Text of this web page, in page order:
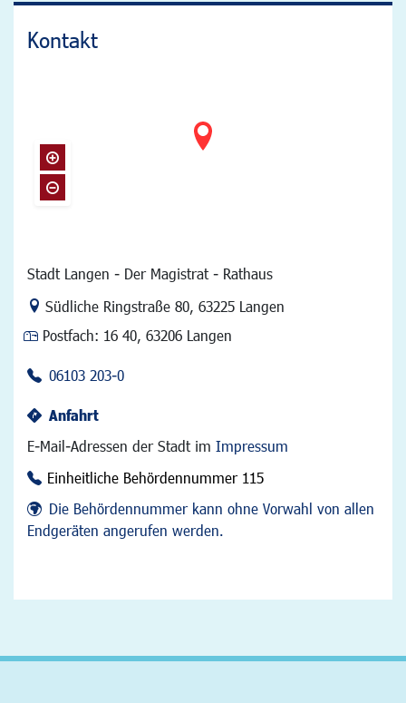
Kontakt
Stadt Langen - Der Magistrat - Rathaus
Link zur Google-Maps Navigation
Südliche Ringstraße 80, 63225 Langen
Postfach: 16 40, 63206 Langen
06103 203-0
Anfahrt
E-Mail-Adressen der Stadt im Impressum
Einheitliche Behördennummer 115
Die Behördennummer kann ohne Vorwahl von allen
Endgeräten angerufen werden.